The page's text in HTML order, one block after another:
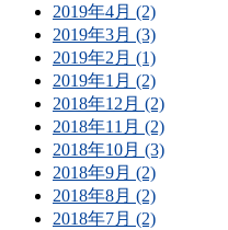
2019年4月 (2)
2019年3月 (3)
2019年2月 (1)
2019年1月 (2)
2018年12月 (2)
2018年11月 (2)
2018年10月 (3)
2018年9月 (2)
2018年8月 (2)
2018年7月 (2)